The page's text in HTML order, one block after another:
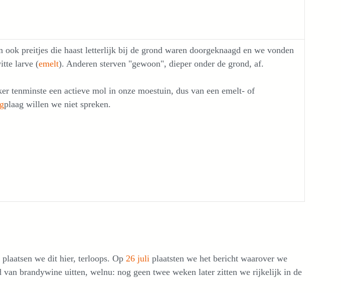
ook preitjes die haast letterlijk bij de grond waren doorgeknaagd en we vonden
larve (emelt). Anderen sterven "gewoon", dieper onder de grond, af.
tenminste een actieve mol in onze moestuin, dus van een emelt- of
plaag willen we niet spreken.
we dit hier, terloops. Op 26 juli plaatsten we het bericht waarover we
van brandywine uitten, welnu: nog geen twee weken later zitten we rijkelijk in de